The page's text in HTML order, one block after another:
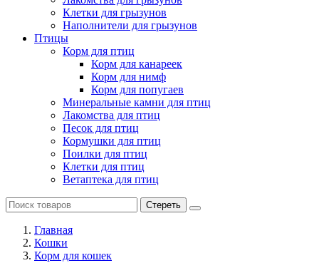
Клетки для грызунов
Наполнители для грызунов
Птицы
Корм для птиц
Корм для канареек
Корм для нимф
Корм для попугаев
Минеральные камни для птиц
Лакомства для птиц
Песок для птиц
Кормушки для птиц
Поилки для птиц
Клетки для птиц
Ветаптека для птиц
Стереть
Главная
Кошки
Корм для кошек